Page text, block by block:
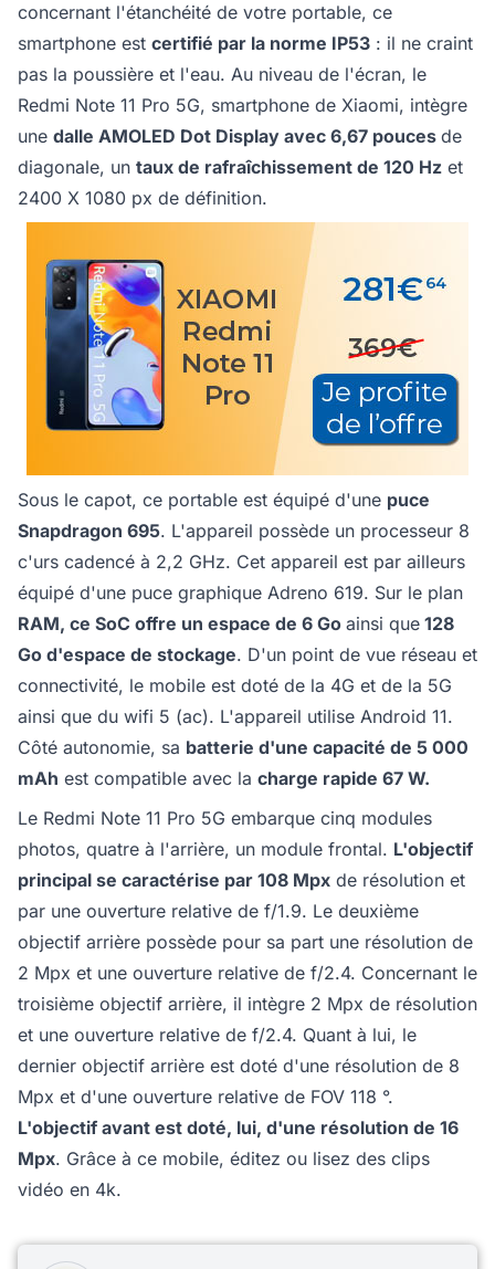
concernant l'étanchéité de votre portable, ce
smartphone est certifié par la norme IP53 : il ne craint
pas la poussière et l'eau. Au niveau de l'écran, le
Redmi Note 11 Pro 5G, smartphone de Xiaomi, intègre
une dalle AMOLED Dot Display avec 6,67 pouces de
diagonale, un taux de rafraîchissement de 120 Hz et
2400 X 1080 px de définition.
Sous le capot, ce portable est équipé d'une puce
Snapdragon 695. L'appareil possède un processeur 8
c'urs cadencé à 2,2 GHz. Cet appareil est par ailleurs
équipé d'une puce graphique Adreno 619. Sur le plan
RAM, ce SoC offre un espace de 6 Go ainsi que 128
Go d'espace de stockage. D'un point de vue réseau et
connectivité, le mobile est doté de la 4G et de la 5G
ainsi que du wifi 5 (ac). L'appareil utilise Android 11.
Côté autonomie, sa batterie d'une capacité de 5 000
mAh est compatible avec la charge rapide 67 W.
Le Redmi Note 11 Pro 5G embarque cinq modules
photos, quatre à l'arrière, un module frontal. L'objectif
principal se caractérise par 108 Mpx de résolution et
par une ouverture relative de f/1.9. Le deuxième
objectif arrière possède pour sa part une résolution de
2 Mpx et une ouverture relative de f/2.4. Concernant le
troisième objectif arrière, il intègre 2 Mpx de résolution
et une ouverture relative de f/2.4. Quant à lui, le
dernier objectif arrière est doté d'une résolution de 8
Mpx et d'une ouverture relative de FOV 118 °.
L'objectif avant est doté, lui, d'une résolution de 16
Mpx. Grâce à ce mobile, éditez ou lisez des clips
vidéo en 4k.